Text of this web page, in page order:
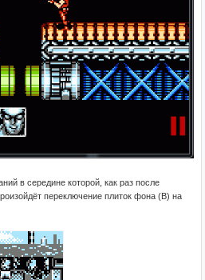
в середине которой, как раз после
переключение плиток фона (B) на